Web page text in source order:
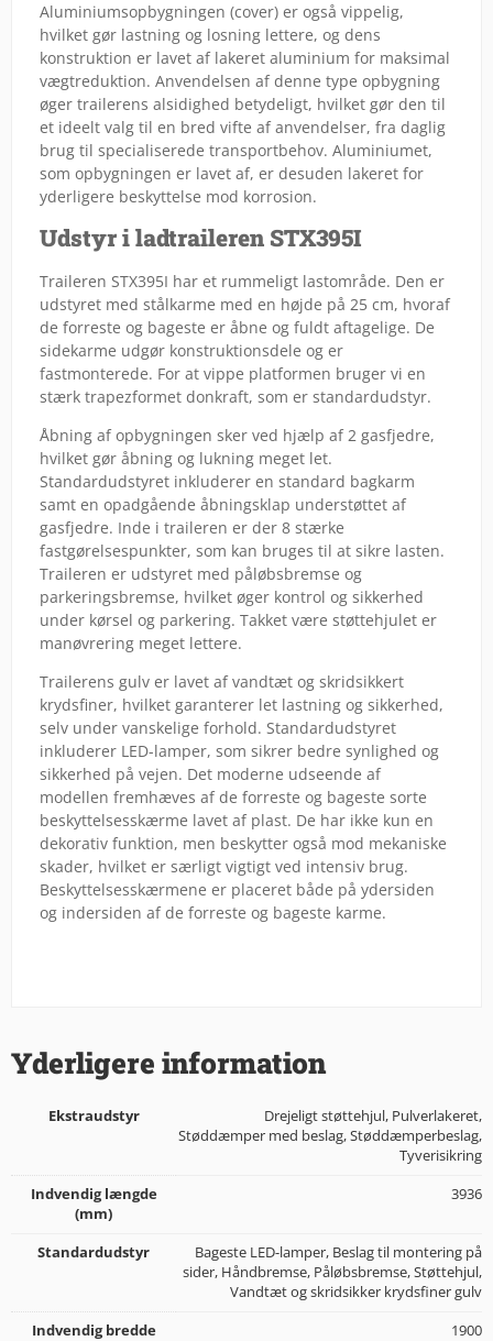
Aluminiumsopbygningen (cover) er også vippelig,
hvilket gør lastning og losning lettere, og dens
konstruktion er lavet af lakeret aluminium for maksimal
vægtreduktion. Anvendelsen af denne type opbygning
øger trailerens alsidighed betydeligt, hvilket gør den til
et ideelt valg til en bred vifte af anvendelser, fra daglig
brug til specialiserede transportbehov. Aluminiumet,
som opbygningen er lavet af, er desuden lakeret for
yderligere beskyttelse mod korrosion.
Udstyr i ladtraileren STX395I
Traileren STX395I har et rummeligt lastområde. Den er
udstyret med stålkarme med en højde på 25 cm, hvoraf
de forreste og bageste er åbne og fuldt aftagelige. De
sidekarme udgør konstruktionsdele og er
fastmonterede. For at vippe platformen bruger vi en
stærk trapezformet donkraft, som er standardudstyr.
Åbning af opbygningen sker ved hjælp af 2 gasfjedre,
hvilket gør åbning og lukning meget let.
Standardudstyret inkluderer en standard bagkarm
samt en opadgående åbningsklap understøttet af
gasfjedre. Inde i traileren er der 8 stærke
fastgørelsespunkter, som kan bruges til at sikre lasten.
Traileren er udstyret med påløbsbremse og
parkeringsbremse, hvilket øger kontrol og sikkerhed
under kørsel og parkering. Takket være støttehjulet er
manøvrering meget lettere.
Trailerens gulv er lavet af vandtæt og skridsikkert
krydsfiner, hvilket garanterer let lastning og sikkerhed,
selv under vanskelige forhold. Standardudstyret
inkluderer LED-lamper, som sikrer bedre synlighed og
sikkerhed på vejen. Det moderne udseende af
modellen fremhæves af de forreste og bageste sorte
beskyttelsesskærme lavet af plast. De har ikke kun en
dekorativ funktion, men beskytter også mod mekaniske
skader, hvilket er særligt vigtigt ved intensiv brug.
Beskyttelsesskærmene er placeret både på ydersiden
og indersiden af de forreste og bageste karme.
Yderligere information
Ekstraudstyr
Drejeligt støttehjul, Pulverlakeret,
Støddæmper med beslag, Støddæmperbeslag,
Tyverisikring
Indvendig længde
(mm)
3936
Standardudstyr
Bageste LED-lamper, Beslag til montering på
sider, Håndbremse, Påløbsbremse, Støttehjul,
Vandtæt og skridsikker krydsfiner gulv
Indvendig bredde 1900